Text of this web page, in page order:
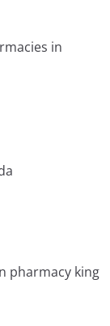
in
pharmacy king